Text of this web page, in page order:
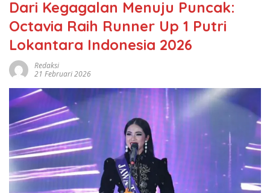
Dari Kegagalan Menuju Puncak:
Octavia Raih Runner Up 1 Putri
Lokantara Indonesia 2026
Redaksi
21 Februari 2026